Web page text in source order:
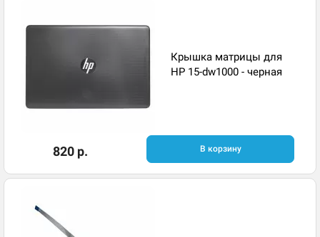
Крышка матрицы для
HP 15-dw1000 - черная
820 р. В корзину